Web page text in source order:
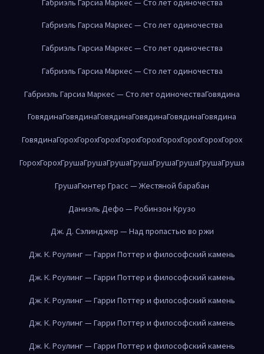
Габриэль Гарсиа Маркес — Сто лет одиночества
Габриэль Гарсиа Маркес — Сто лет одиночества
Габриэль Гарсиа Маркес — Сто лет одиночества
Габриэль Гарсиа Маркес — Сто лет одиночестваГовядина
ГовядинаГовядинаГовядинаГовядинаГовядинаГовядина
ГовядинаГорохГорохГорохГорохГорохГорохГорохГорохГорох
ГорохГорохГрушаГрушаГрушаГрушаГрушаГрушаГрушаГруша
ГрушаГюнтер Грасс — Жестяной барабан
Даниэль Дефо — Робинзон Крузо
Дж. Д. Сэлинджер — Над пропастью во ржи
Дж. К. Роулинг — Гарри Поттер и философский камень
Дж. К. Роулинг — Гарри Поттер и философский камень
Дж. К. Роулинг — Гарри Поттер и философский камень
Дж. К. Роулинг — Гарри Поттер и философский камень
Дж. К. Роулинг — Гарри Поттер и философский камень